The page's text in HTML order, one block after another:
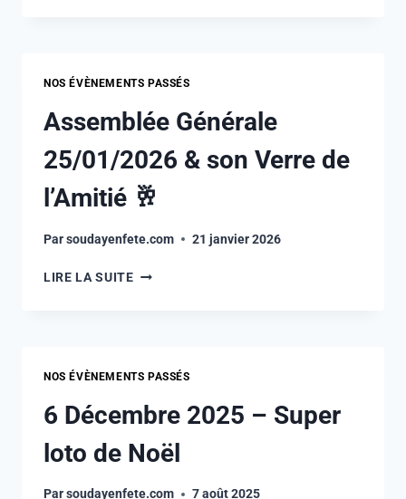
NOS ÉVÈNEMENTS PASSÉS
Assemblée Générale
25/01/2026 & son Verre de
l’Amitié 🥂
Parsoudayenfete.com 21 janvier 2026
LIRE LA SUITE
NOS ÉVÈNEMENTS PASSÉS
6 Décembre 2025 – Super
loto de Noël
Parsoudayenfete.com 7 août 2025